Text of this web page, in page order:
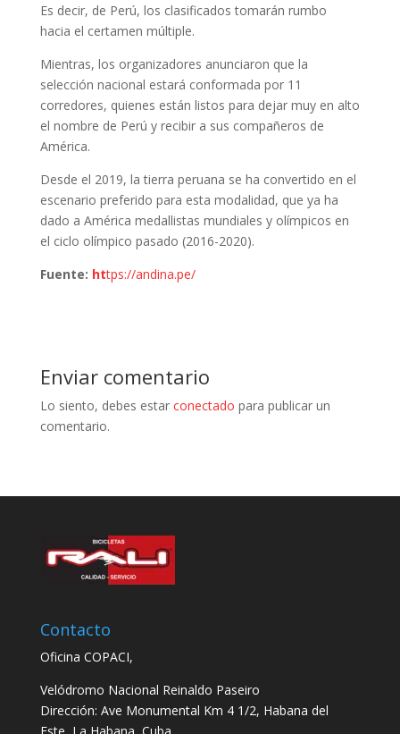
Es decir, de Perú, los clasificados tomarán rumbo
hacia el certamen múltiple.
Mientras, los organizadores anunciaron que la
selección nacional estará conformada por 11
corredores, quienes están listos para dejar muy en alto
el nombre de Perú y recibir a sus compañeros de
América.
Desde el 2019, la tierra peruana se ha convertido en el
escenario preferido para esta modalidad, que ya ha
dado a América medallistas mundiales y olímpicos en
el ciclo olímpico pasado (2016-2020).
Fuente: https://andina.pe/
Enviar comentario
Lo siento, debes estar conectado para publicar un
comentario.
Contacto
Oficina COPACI,
Velódromo Nacional Reinaldo Paseiro
Dirección: Ave Monumental Km 4 1/2, Habana del
Este, La Habana, Cuba